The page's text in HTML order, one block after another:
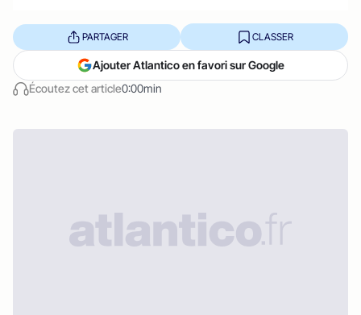
Écoutez cet article0:00min
PARTAGER CLASSER
Ajouter Atlantico en favori sur Google